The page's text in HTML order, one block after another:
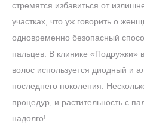
стремятся избавиться от
участках, что уж говорить о
одновременно безопасный
пальцев. В клинике «Подружки»
волос используется диодный и
последнего поколения.
процедур, и растительность с
надолго!